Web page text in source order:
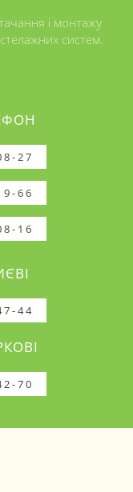
і монтажу
систем.
27
66
16
44
70